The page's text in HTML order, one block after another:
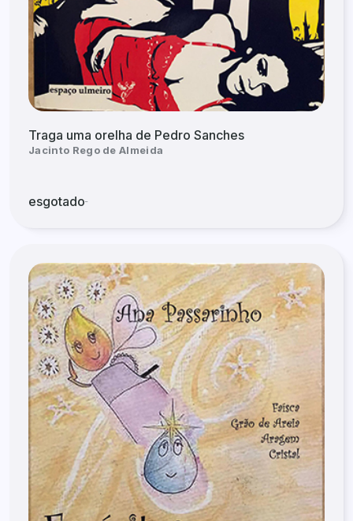
Traga uma orelha de Pedro Sanches
Jacinto Rego de Almeida
esgotado